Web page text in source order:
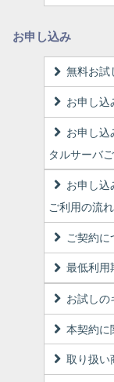
お申し込み
無料お試
お申し込
お申し込
タルサーバ
お申し込
ご利用の流れ
ご契約に
最低利用
お試しの
本契約に
取り扱い